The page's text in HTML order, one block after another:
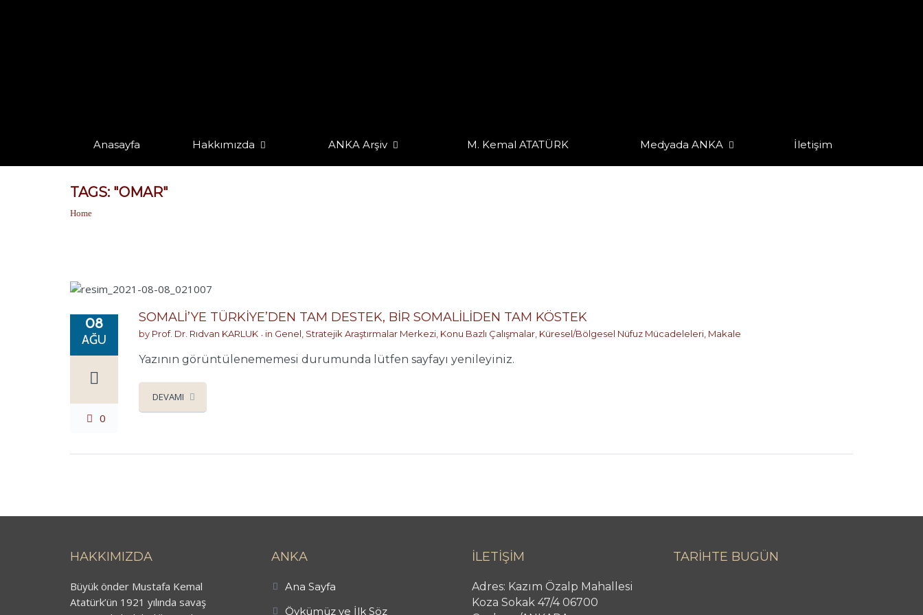
Anasayfa Hakkımızda ANKA Arşiv M. Kemal ATATÜRK Medyada ANKA İletişim
TAGS: "OMAR"
Home
08
AĞU
0
SOMALİ’YE TÜRKİYE’DEN TAM DESTEK, BİR SOMALİLİDEN TAM KÖSTEK
by Prof. Dr. Rıdvan KARLUK in Genel, Stratejik Araştırmalar Merkezi, Konu Bazlı Çalışmalar, Küresel/Bölgesel Nüfuz Mücadeleleri, Makale
Yazının görüntülenememesi durumunda lütfen sayfayı yenileyiniz.
DEVAMI
HAKKIMIZDA
Büyük önder Mustafa Kemal
Atatürk’ün 1921 yılında savaş
ANKA
Ana Sayfa
Öykümüz ve İlk Söz
İLETİŞİM
Adres: Kazım Özalp Mahallesi
Koza Sokak 47/4 06700
TARİHTE BUGÜN